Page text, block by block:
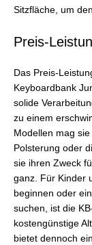
Sitzfläche, um
Preis-
Das Preis-
Keyboardbank
solide
zu einem
Modellen mag
Polsterung oder
sie ihren Zweck
ganz. Für Kinder
beginnen oder
suchen, ist die
kostengünstige
bietet dennoch